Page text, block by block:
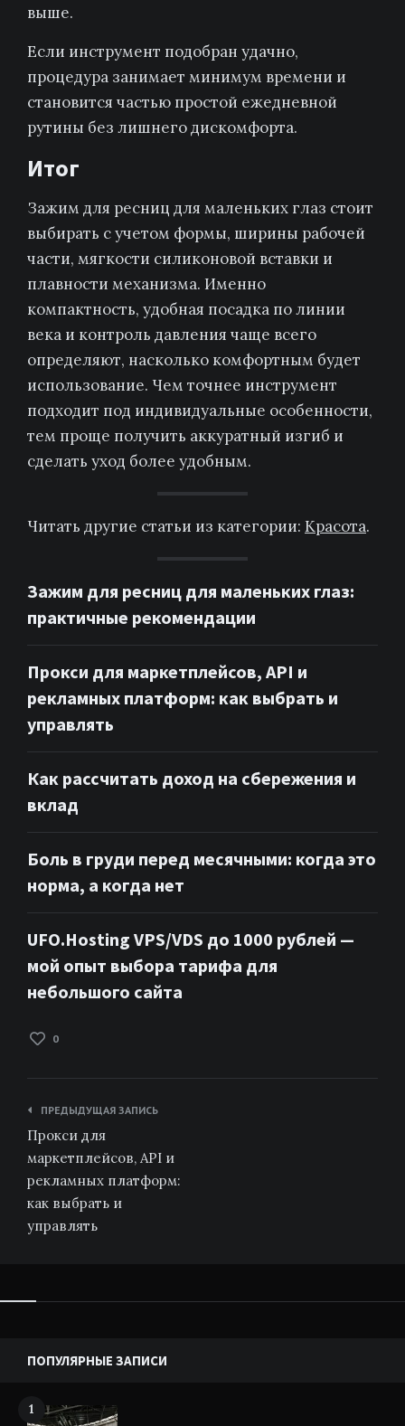
выше.
Если инструмент подобран удачно,
процедура занимает минимум времени и
становится частью простой ежедневной
рутины без лишнего дискомфорта.
Итог
Зажим для ресниц для маленьких глаз стоит
выбирать с учетом формы, ширины рабочей
части, мягкости силиконовой вставки и
плавности механизма. Именно
компактность, удобная посадка по линии
века и контроль давления чаще всего
определяют, насколько комфортным будет
использование. Чем точнее инструмент
подходит под индивидуальные особенности,
тем проще получить аккуратный изгиб и
сделать уход более удобным.
Читать другие статьи из категории: Красота.
Зажим для ресниц для маленьких глаз:
практичные рекомендации
Прокси для маркетплейсов, API и
рекламных платформ: как выбрать и
управлять
Как рассчитать доход на сбережения и
вклад
Боль в груди перед месячными: когда это
норма, а когда нет
UFO.Hosting VPS/VDS до 1000 рублей —
мой опыт выбора тарифа для
небольшого сайта
0
Навигация
по
записям
ПРЕДЫДУЩАЯ ЗАПИСЬ
Прокси для
маркетплейсов, API и
рекламных платформ:
как выбрать и
управлять
Виджеты
ПОПУЛЯРНЫЕ ЗАПИСИ
1